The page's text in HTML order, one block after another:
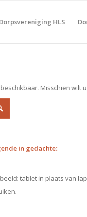
Dorpsvereniging HLS
Misschien wilt
in gedachte:
tablet in plaats van